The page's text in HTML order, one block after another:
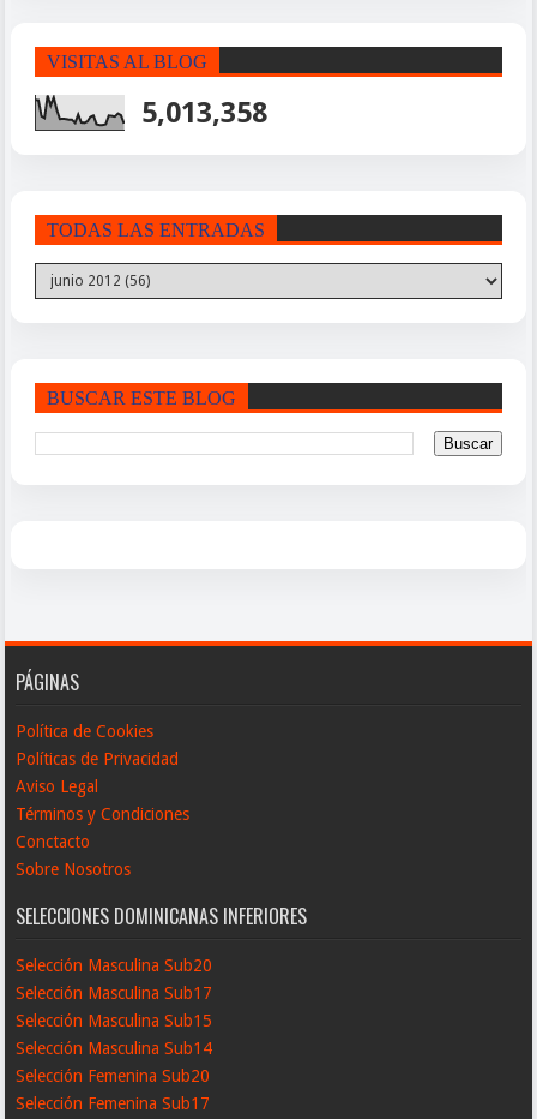
VISITAS AL BLOG
5,013,358
TODAS LAS ENTRADAS
BUSCAR ESTE BLOG
PÁGINAS
Política de Cookies
Políticas de Privacidad
Aviso Legal
Términos y Condiciones
Conctacto
Sobre Nosotros
SELECCIONES DOMINICANAS INFERIORES
Selección Masculina Sub20
Selección Masculina Sub17
Selección Masculina Sub15
Selección Masculina Sub14
Selección Femenina Sub20
Selección Femenina Sub17